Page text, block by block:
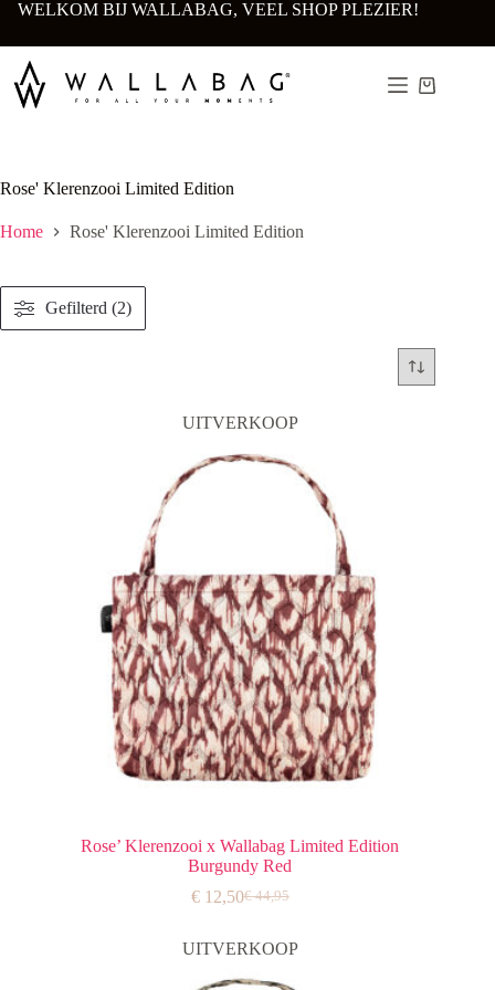
Ga
de
inhoud
WELKOM BIJ WALLABAG, VEEL SHOP PLEZIER!
Rose' Klerenzooi Limited Edition
Home Rose' Klerenzooi Limited Edition
Gefilterd (2)
UITVERKOOP
Rose’ Klerenzooi x Wallabag Limited Edition
Burgundy Red
€44,95
Oorspronkelijke
was:
€12,50Huidige
is:
UITVERKOOP